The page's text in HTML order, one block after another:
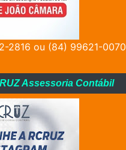
2816 ou (84) 99621-0070
Assessoria Contábil